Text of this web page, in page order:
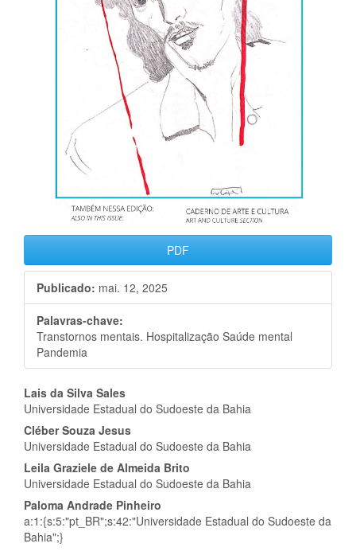
PDF
Publicado: mai. 12, 2025
Palavras-chave:
Transtornos mentais. Hospitalização Saúde mental
Pandemia
Conteúdo
do
artigo
principal
Lais da Silva Sales
Universidade Estadual do Sudoeste da Bahia
Cléber Souza Jesus
Universidade Estadual do Sudoeste da Bahia
Leila Graziele de Almeida Brito
Universidade Estadual do Sudoeste da Bahia
Paloma Andrade Pinheiro
a:1:{s:5:"pt_BR";s:42:"Universidade Estadual do Sudoeste da
Bahia";}